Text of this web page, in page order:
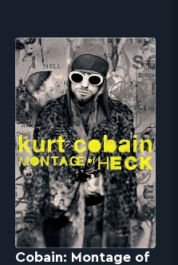
Cobain: Montage of